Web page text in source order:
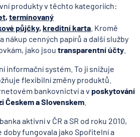
produkty v těchto kategoriích:
, termínovaný
půjčky, kreditní karta . Kromě
nákup cenných papírů a další služby
jako jsou transparentní účty
informační systém. To jí snižuje
flexibilní změny produktů.
bankovnictví a v poskytování
Českem a Slovenskem
banka aktivní v ČR a SR od roku 2010,
doby fungovala jako Spořitelní a